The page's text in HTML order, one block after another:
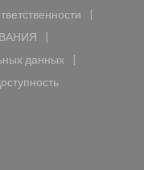
в новом окне))
в новом окне))
данных
в новом окне))
в новом окне))